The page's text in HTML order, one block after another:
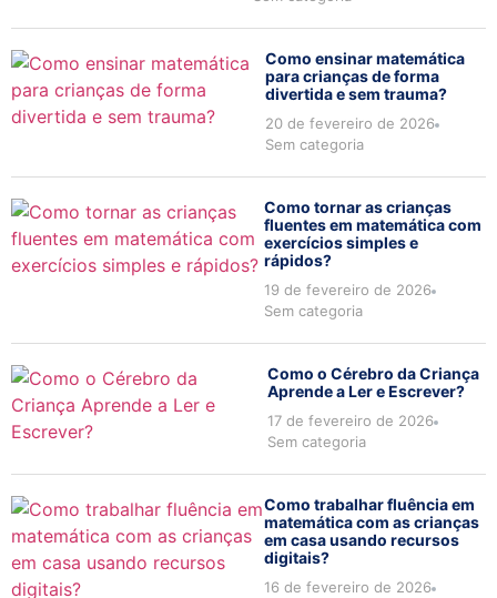
Como ensinar matemática
para crianças de forma
divertida e sem trauma?
20 de fevereiro de 2026
Sem categoria
Como tornar as crianças
fluentes em matemática com
exercícios simples e
rápidos?
19 de fevereiro de 2026
Sem categoria
Como o Cérebro da Criança
Aprende a Ler e Escrever?
17 de fevereiro de 2026
Sem categoria
Como trabalhar fluência em
matemática com as crianças
em casa usando recursos
digitais?
16 de fevereiro de 2026